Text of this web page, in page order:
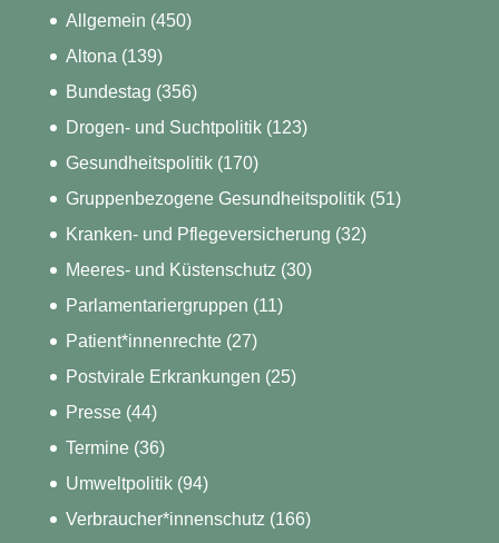
Allgemein (450)
Altona (139)
Bundestag (356)
Drogen- und Suchtpolitik(123)
Gesundheitspolitik(170)
Gruppenbezogene Gesundheitspolitik(51)
Kranken- und Pflegeversicherung (32)
Meeres- und Küstenschutz (30)
Parlamentariergruppen (11)
Patient*innenrechte(27)
Postvirale Erkrankungen (25)
Presse(44)
Termine(36)
Umweltpolitik(94)
Verbraucher*innenschutz (166)